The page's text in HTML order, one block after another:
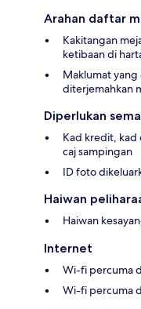
Arahan daftar
Kakitangan
ketibaan di
Maklumat
diterjemahkan
Diperlukan
Kad kredit,
caj sampingan
ID foto
Haiwan
Haiwan
Internet
Wi-fi percuma
Wi-fi percuma